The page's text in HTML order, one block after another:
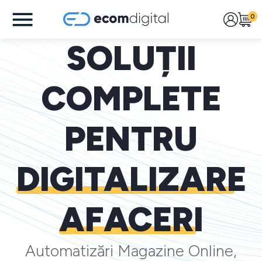
0
SOLUȚII
COMPLETE
PENTRU
DIGITALIZARE
AFACERI
Automatizări Magazine Online,